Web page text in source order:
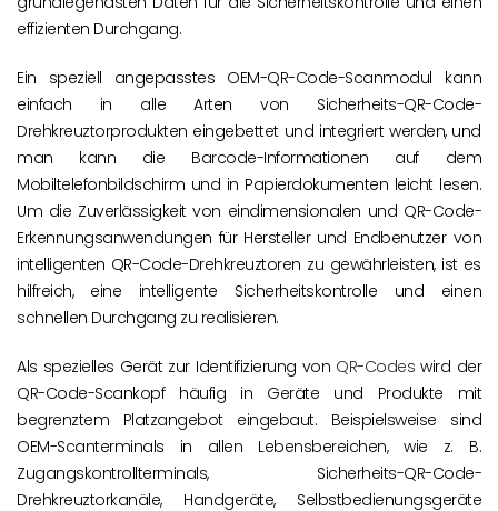
effizienten Durchgang.
Ein speziell angepasstes OEM-QR-Code-Scanmodul kann
einfach in alle Arten von Sicherheits-QR-Code-
Drehkreuztorprodukten eingebettet und integriert werden, und
man kann die Barcode-Informationen auf dem
Mobiltelefonbildschirm und in Papierdokumenten leicht lesen.
Um die Zuverlässigkeit von eindimensionalen und QR-Code-
Erkennungsanwendungen für Hersteller und Endbenutzer von
intelligenten QR-Code-Drehkreuztoren zu gewährleisten, ist es
hilfreich, eine intelligente Sicherheitskontrolle und einen
schnellen Durchgang zu realisieren.
Als spezielles Gerät zur Identifizierung von QR-Codes wird der
QR-Code-Scankopf häufig in Geräte und Produkte mit
begrenztem Platzangebot eingebaut. Beispielsweise sind
OEM-Scanterminals in allen Lebensbereichen, wie z. B.
Zugangskontrollterminals, Sicherheits-QR-Code-
Drehkreuztorkanäle, Handgeräte, Selbstbedienungsgeräte